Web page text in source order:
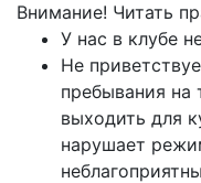
Внимание! Читать
У нас в клубе
Не
пребывания на
выходить для
нарушает